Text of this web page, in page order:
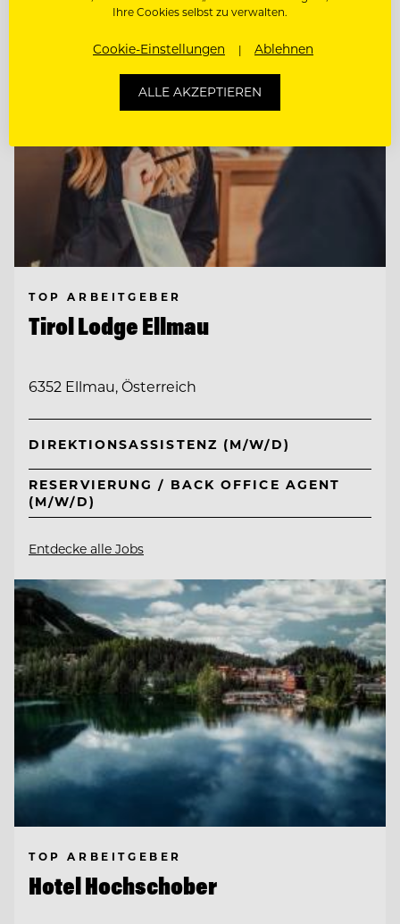
TOP ARBEITGEBER
Tirol Lodge Ellmau
6352 Ellmau, Österreich
DIREKTIONSASSISTENZ (M/W/D)
RESERVIERUNG / BACK OFFICE AGENT
(M/W/D)
Entdecke alle Jobs
TOP ARBEITGEBER
Hotel Hochschober
Ihre Cookies selbst zu verwalten.
Cookie-Einstellungen Ablehnen
ALLE AKZEPTIEREN